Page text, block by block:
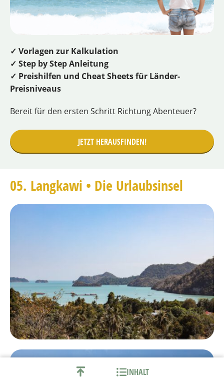
✓ Vorlagen zur Kalkulation
✓ Step by Step Anleitung
✓ Preishilfen und Cheat Sheets für Länder-
Preisniveaus
Bereit für den ersten Schritt Richtung Abenteuer?
JETZT HERAUSFINDEN!
05. Langkawi • Die Urlaubsinsel
INHALT